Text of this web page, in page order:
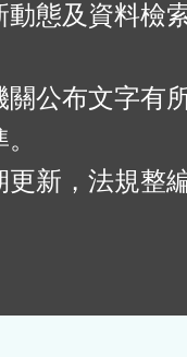
態及資料檢
公布文字有
新，法規整